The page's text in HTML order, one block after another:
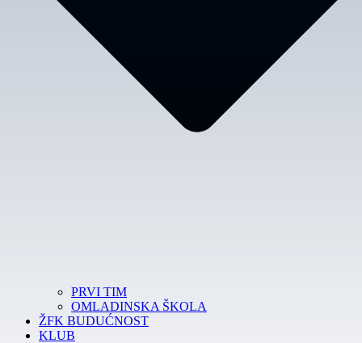
PRVI TIM
OMLADINSKA ŠKOLA
ŽFK BUDUĆNOST
KLUB